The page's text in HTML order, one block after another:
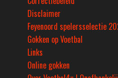
Disclaimer
Feyenoord spelersselectie
Gokken op Voetbal
Links
Online gokken